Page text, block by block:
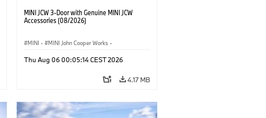
MINI JCW 3-Door with Genuine MINI JCW
Accessories (08/2026)
MINI · MINI John Cooper Works ·
Optional Extras, Accessories
Thu Aug 06 00:05:14 CEST 2026
4.17 MB